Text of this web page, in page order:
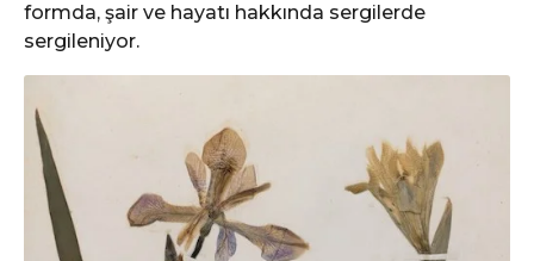
formda, şair ve hayatı hakkında sergilerde
sergileniyor.